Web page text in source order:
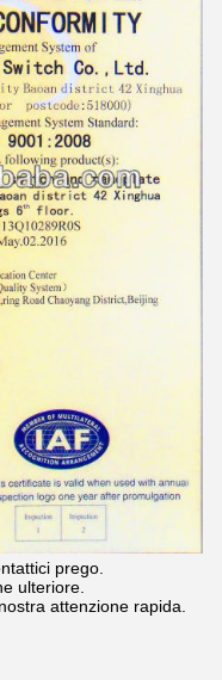
prego.
ulteriore.
attenzione rapida.